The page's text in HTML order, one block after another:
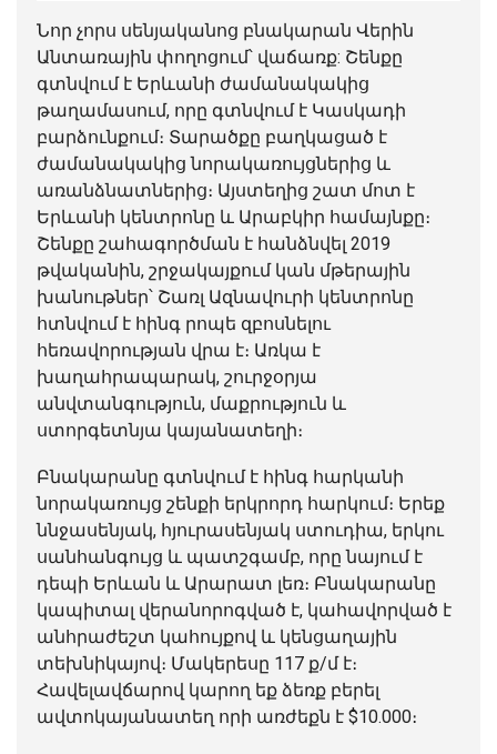
Նոր չորս սենյականոց բնակարան Վերին
Անտառային փողոցում՝ վաճառք: Շենքը
գտնվում է Երևանի ժամանակակից
թաղամասում, որը գտնվում է Կասկադի
բարձունքում։ Տարածքը բաղկացած է
ժամանակակից նորակառույցներից և
առանձնատներից։ Այստեղից շատ մոտ է
Երևանի կենտրոնը և Արաբկիր համայնքը։
Շենքը շահագործման է հանձնվել 2019
թվականին, շրջակայքում կան մթերային
խանութներ՝ Շառլ Ազնավուրի կենտրոնը
հտնվում է հինգ րոպե զբոսնելու
հեռավորության վրա է։ Առկա է
խաղահրապարակ, շուրջօրյա
անվտանգություն, մաքրություն և
ստորգետնյա կայանատեղի։
Բնակարանը գտնվում է հինգ հարկանի
նորակառույց շենքի երկրորդ հարկում։ Երեք
ննջասենյակ, հյուրասենյակ ստուդիա, երկու
սանհանգույց և պատշգամբ, որը նայում է
դեպի Երևան և Արարատ լեռ։ Բնակարանը
կապիտալ վերանորոգված է, կահավորված է
անհրաժեշտ կահույքով և կենցաղային
տեխնիկայով։ Մակերեսը 117 ք/մ է։
Հավելավճարով կարող եք ձեռք բերել
ավտոկայանատեղ որի առժեքն է $10.000։